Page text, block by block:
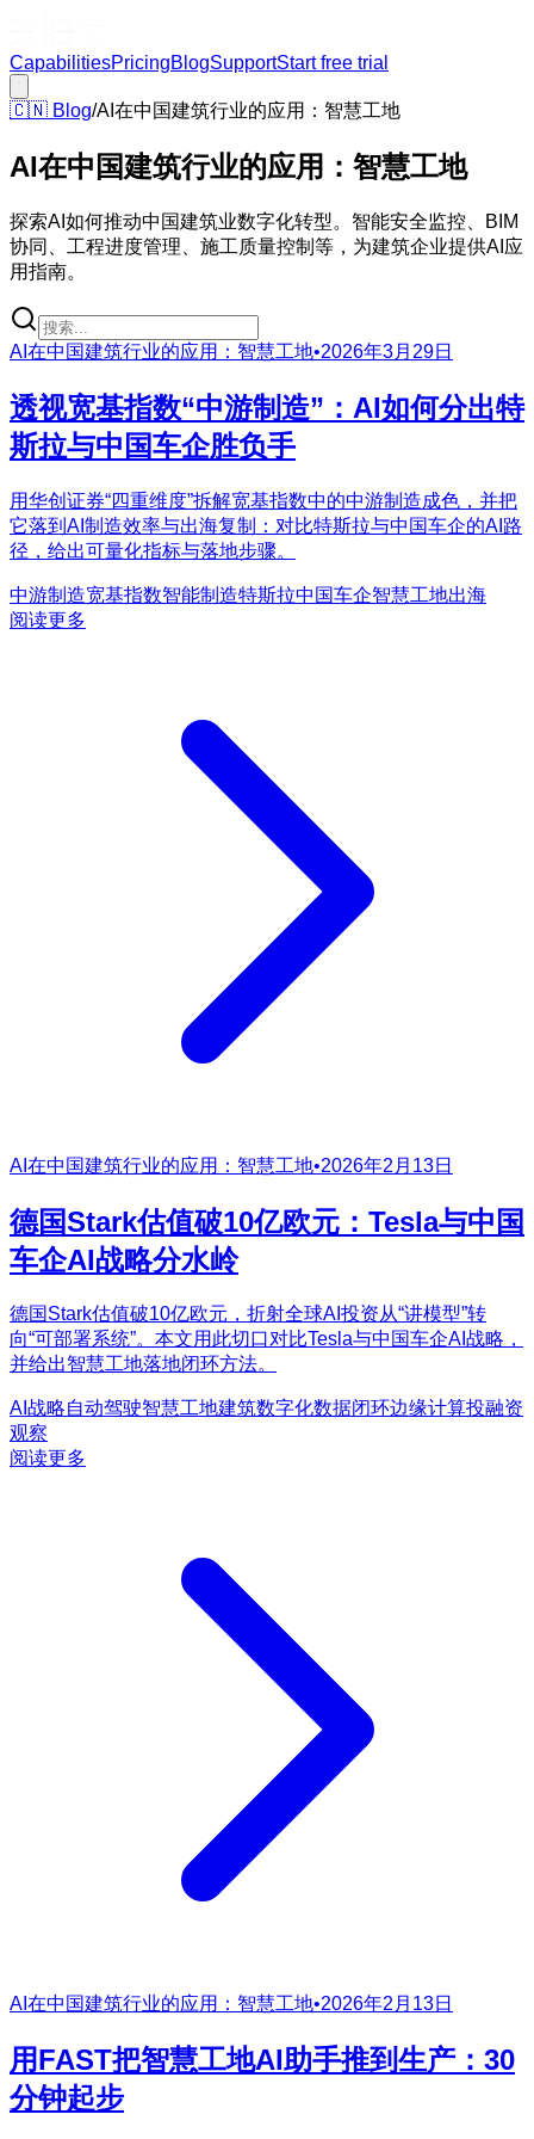
CapabilitiesPricingBlogSupportStart free trial
🇨🇳 Blog/AI在中国建筑行业的应用：智慧工地
AI在中国建筑行业的应用：智慧工地
探索AI如何推动中国建筑业数字化转型。智能安全监控、BIM
协同、工程进度管理、施工质量控制等，为建筑企业提供AI应
用指南。
AI在中国建筑行业的应用：智慧工地•2026年3月29日
透视宽基指数“中游制造”：AI如何分出特
斯拉与中国车企胜负手
用华创证券“四重维度”拆解宽基指数中的中游制造成色，并把
它落到AI制造效率与出海复制：对比特斯拉与中国车企的AI路
径，给出可量化指标与落地步骤。
中游制造宽基指数智能制造特斯拉中国车企智慧工地出海
阅读更多
AI在中国建筑行业的应用：智慧工地•2026年2月13日
德国Stark估值破10亿欧元：Tesla与中国
车企AI战略分水岭
德国Stark估值破10亿欧元，折射全球AI投资从“讲模型”转
向“可部署系统”。本文用此切口对比Tesla与中国车企AI战略，
并给出智慧工地落地闭环方法。
AI战略自动驾驶智慧工地建筑数字化数据闭环边缘计算投融资
观察
阅读更多
AI在中国建筑行业的应用：智慧工地•2026年2月13日
用FAST把智慧工地AI助手推到生产：30
分钟起步